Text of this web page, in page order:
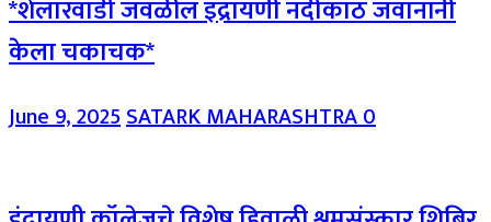
*शेलारवाडी जवळील इंद्रायणी नदीकाठ जवानांनी
केला चकाचक*
June 9, 2025SATARK MAHARASHTRA0